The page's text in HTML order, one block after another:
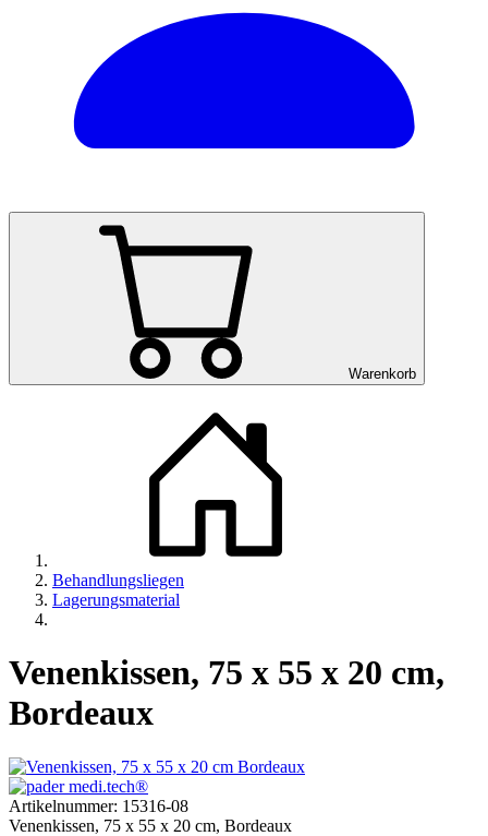
Warenkorb
Behandlungsliegen
Lagerungsmaterial
Venenkissen, 75 x 55 x 20 cm,
Bordeaux
Artikelnummer: 15316-08
Venenkissen, 75 x 55 x 20 cm, Bordeaux